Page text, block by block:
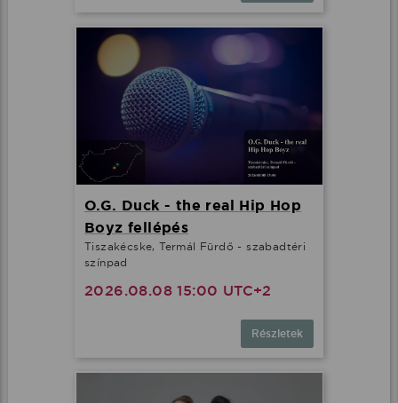
O.G. Duck - the real Hip Hop
Boyz fellépés
Tiszakécske, Termál Fürdő - szabadtéri
színpad
2026.08.08 15:00 UTC+2
Részletek